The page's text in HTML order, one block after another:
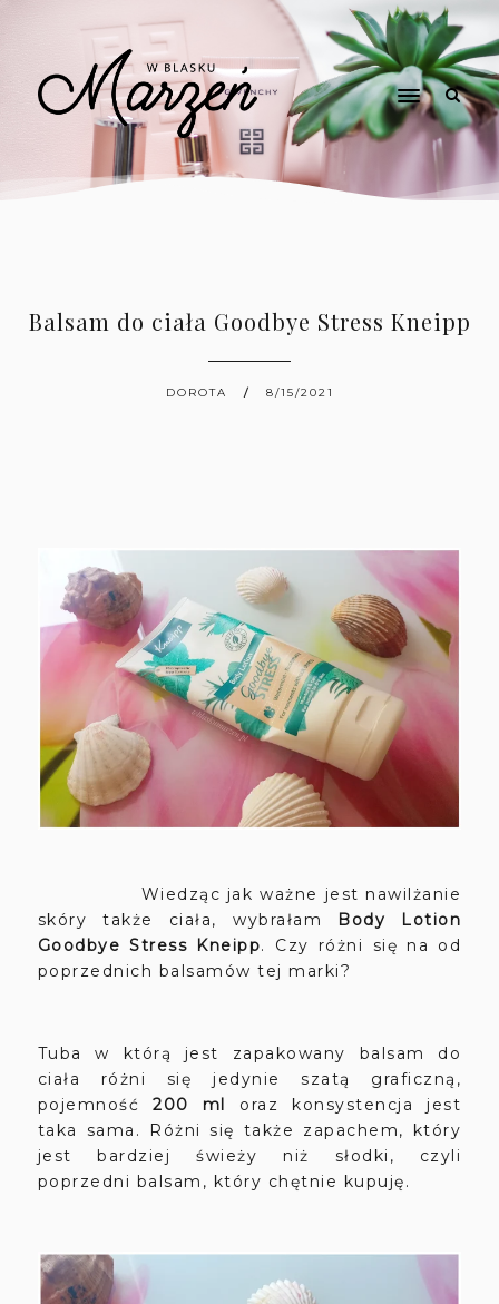
Balsam do ciała Goodbye Stress Kneipp
DOROTA 8/15/2021
Wiedząc jak ważne jest nawilżanie
skóry także ciała, wybrałam
Body Lotion
Goodbye Stress Kneipp. Czy różni się na od
poprzednich balsamów tej marki?
Tuba w którą jest zapakowany balsam do
ciała różni się jedynie szatą graficzną,
pojemność200 ml
oraz konsystencja jest
taka sama. Różni się także zapachem, który
jest bardziej świeży niż słodki, czyli
poprzedni balsam, który chętnie kupuję.